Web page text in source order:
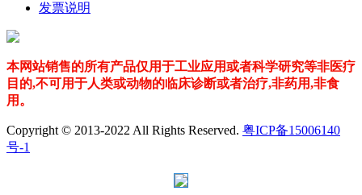
发票说明
本网站销售的所有产品仅用于工业应用或者科学研究等非医疗
目的,不可用于人类或动物的临床诊断或者治疗,非药用,非食
用。
Copyright © 2013-2022 All Rights Reserved. 粤ICP备15006140
号-1